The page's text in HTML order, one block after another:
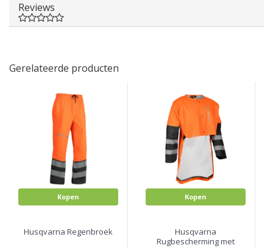
Reviews
Gerelateerde producten
Kopen
Husqvarna Regenbroek
Kopen
Husqvarna
Rugbescherming met